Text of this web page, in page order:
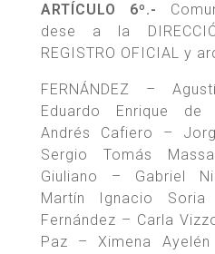
ARTÍCULO 6º.-
dese a la
REGISTRO OFICIAL y
FERNÁNDEZ –
Eduardo Enrique
Andrés Cafiero –
Sergio Tomás
Giuliano – Gabriel
Martín Ignacio
Fernández – Carla
Paz – Ximena